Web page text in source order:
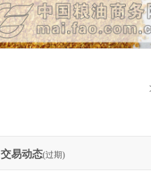
交易动态(过期)